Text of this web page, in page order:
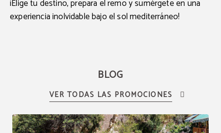
¡Elige tu destino, prepara el remo y sumérgete en una
experiencia inolvidable bajo el sol mediterráneo!
BLOG